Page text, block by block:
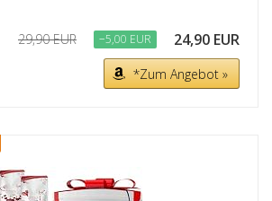
29,90 EUR −5,00 EUR 24,90 EUR
*Zum Angebot »